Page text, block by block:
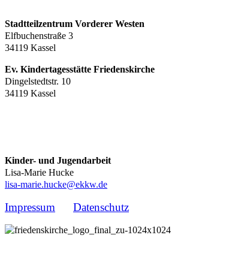
Stadtteilzentrum Vorderer Westen
Elfbuchenstraße 3
34119 Kassel
Ev. Kindertagesstätte Friedenskirche
Dingelstedtstr. 10
34119 Kassel
Kinder- und Jugendarbeit
Lisa-Marie Hucke
lisa-marie.hucke@ekkw.de
Impressum Datenschutz